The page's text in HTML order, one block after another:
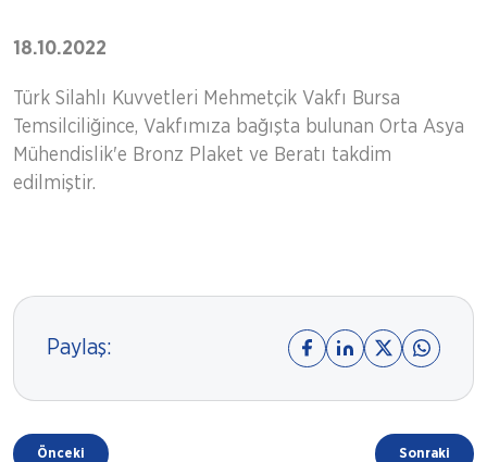
18.10.2022
Türk Silahlı Kuvvetleri Mehmetçik Vakfı Bursa
Temsilciliğince, Vakfımıza bağışta bulunan Orta Asya
Mühendislik'e Bronz Plaket ve Beratı takdim
edilmiştir.
Paylaş:
Önceki Sonraki